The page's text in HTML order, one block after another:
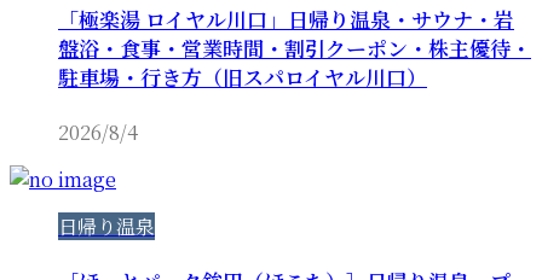
「極楽湯 ロイヤル川口」日帰り温泉・サウナ・岩
盤浴・食事・営業時間・割引クーポン・株主優待・
駐車場・行き方（旧スパロイヤル川口）
2026/8/4
日帰り温泉